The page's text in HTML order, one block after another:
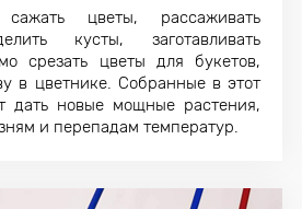
цветы, рассаживать
кусты, заготавливать
срезать цветы для букетов,
в цветнике. Собранные в этот
дать новые мощные растения,
и перепадам температур.